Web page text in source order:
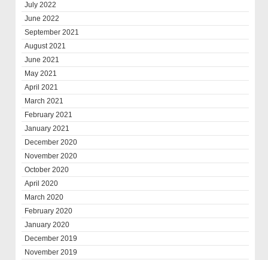
July 2022
June 2022
September 2021
August 2021
June 2021
May 2021
April 2021
March 2021
February 2021
January 2021
December 2020
November 2020
October 2020
April 2020
March 2020
February 2020
January 2020
December 2019
November 2019